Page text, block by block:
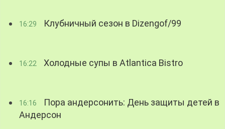
16:29 Клубничный сезон в Dizengof/99
16:22 Холодные супы в Atlantica Bistro
16:16
Пора андерсонить: День защиты детей в
Андерсон